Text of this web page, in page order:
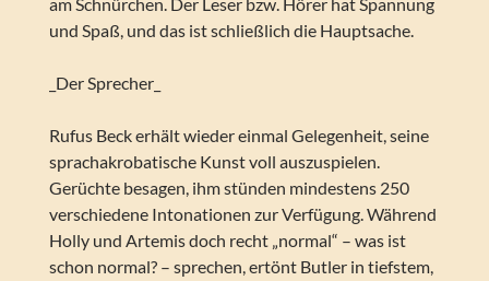
und Spaß, und das ist schließlich die Hauptsache.
_Der Sprecher_
Rufus Beck erhält wieder einmal Gelegenheit, seine
sprachakrobatische Kunst voll auszuspielen.
Gerüchte besagen, ihm stünden mindestens 250
verschiedene Intonationen zur Verfügung. Während
Holly und Artemis doch recht „normal“ – was ist
schon normal? – sprechen, ertönt Butler in tiefstem,